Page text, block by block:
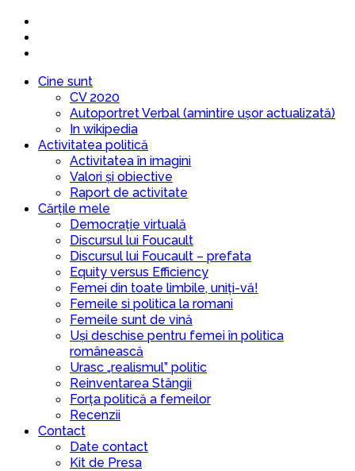
Cine sunt
CV 2020
Autoportret Verbal (amintire ușor actualizată)
In wikipedia
Activitatea politică
Activitatea în imagini
Valori și obiective
Raport de activitate
Cărțile mele
Democrație virtuală
Discursul lui Foucault
Discursul lui Foucault – prefata
Equity versus Efficiency
Femei din toate limbile, uniți-vă!
Femeile si politica la romani
Femeile sunt de vină
Uși deschise pentru femei în politica
românească
Urasc „realismul” politic
Reinventarea Stângii
Forța politică a femeilor
Recenzii
Contact
Date contact
Kit de Presa